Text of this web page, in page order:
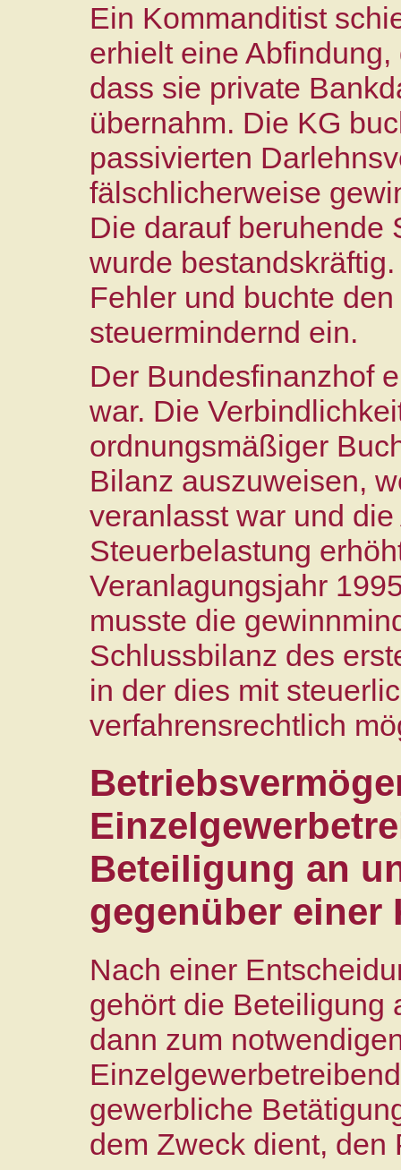
Ein Kommanditist
erhielt eine
dass sie private
übernahm. Die KG
passivierten
fälschlicherweise
Die darauf beruhende
wurde
Fehler und buchte
steuermindernd ein.
Der Bundesfinanzhof
war. Die
ordnungsmäßiger
Bilanz auszuweisen,
veranlasst war und
Steuerbelastung
Veranlagungsjahr
musste die
Schlussbilanz des
in der dies mit
verfahrensrechtlich
Beteiligung an
gegenüber einer
Nach einer
gehört die Beteiligung
dann zum
gewerbliche
dem Zweck dient, den